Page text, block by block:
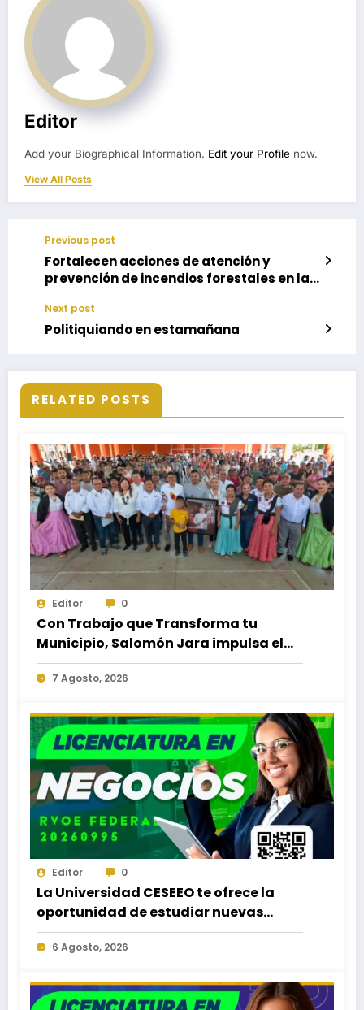
Editor
Add your Biographical Information. Edit your Profile now.
View All Posts
Previous post
Fortalecen acciones de atención y
prevención de incendios forestales en la
Next post
Politiquiando en estamañana
RELATED POSTS
Editor 0
Con Trabajo que Transforma tu
Municipio, Salomón Jara impulsa el
desarrollo de Santiago Minas
7 Agosto, 2026
Editor 0
La Universidad CESEEO te ofrece la
oportunidad de estudiar nuevas
Licenciaturas en los Campus Oaxaca,
Puerto Escondido, Ixtepec y en la
6 Agosto, 2026